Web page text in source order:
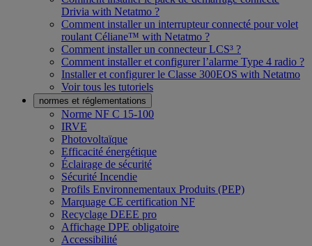
Drivia with Netatmo ?
Comment installer un interrupteur connecté pour volet
roulant Céliane™ with Netatmo ?
Comment installer un connecteur LCS³ ?
Comment installer et configurer l’alarme Type 4 radio ?
Installer et configurer le Classe 300EOS with Netatmo
Voir tous les tutoriels
normes et réglementations
Norme NF C 15-100
IRVE
Photovoltaïque
Efficacité énergétique
Éclairage de sécurité
Sécurité Incendie
Profils Environnementaux Produits (PEP)
Marquage CE certification NF
Recyclage DEEE pro
Affichage DPE obligatoire
Accessibilité